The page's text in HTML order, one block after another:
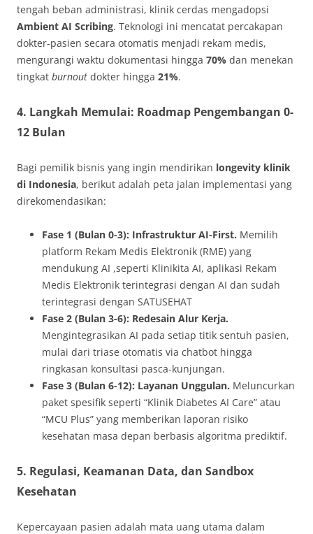
tengah beban administrasi, klinik cerdas mengadopsi
Ambient AI Scribing. Teknologi ini mencatat percakapan
dokter-pasien secara otomatis menjadi rekam medis,
mengurangi waktu dokumentasi hingga 70% dan menekan
tingkat burnout dokter hingga 21%.
4. Langkah Memulai: Roadmap Pengembangan 0-
12 Bulan
Bagi pemilik bisnis yang ingin mendirikan longevity klinik
di Indonesia, berikut adalah peta jalan implementasi yang
direkomendasikan:
Fase 1 (Bulan 0-3): Infrastruktur AI-First. Memilih
platform Rekam Medis Elektronik (RME) yang
mendukung AI ,seperti Klinikita AI, aplikasi Rekam
Medis Elektronik terintegrasi dengan AI dan sudah
terintegrasi dengan SATUSEHAT
Fase 2 (Bulan 3-6): Redesain Alur Kerja.
Mengintegrasikan AI pada setiap titik sentuh pasien,
mulai dari triase otomatis via chatbot hingga
ringkasan konsultasi pasca-kunjungan.
Fase 3 (Bulan 6-12): Layanan Unggulan. Meluncurkan
paket spesifik seperti “Klinik Diabetes AI Care” atau
“MCU Plus” yang memberikan laporan risiko
kesehatan masa depan berbasis algoritma prediktif.
5. Regulasi, Keamanan Data, dan Sandbox
Kesehatan
Kepercayaan pasien adalah mata uang utama dalam